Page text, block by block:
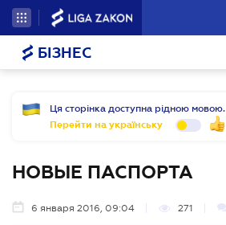
БІЗНЕС
Ця сторінка доступна рідною мовою.
Перейти на українську
НОВЫЕ ПАСПОРТА
6 января 2016, 09:04 271